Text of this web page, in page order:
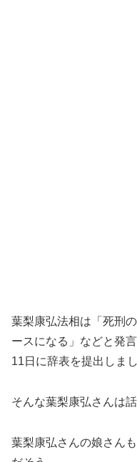
葉梨康弘法相は「死刑
ースになる」などと発
11日に辞表を提出しまし
そんな葉梨康弘さんは
葉梨康弘さんの娘さん